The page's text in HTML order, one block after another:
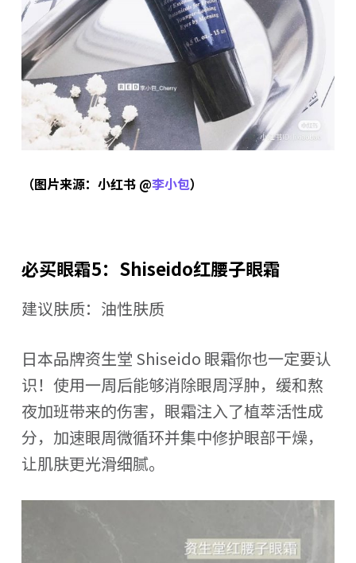
（图片来源：小红书 @李小包）
必买眼霜5：Shiseido红腰子眼霜
建议肤质：油性肤质
日本品牌资生堂 Shiseido 眼霜你也一定要认
识！使用一周后能够消除眼周浮肿，缓和熬
夜加班带来的伤害，眼霜注入了植萃活性成
分，加速眼周微循环并集中修护眼部干燥，
让肌肤更光滑细腻。